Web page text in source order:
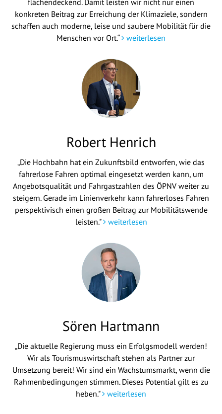
flächendeckend. Damit leisten wir nicht nur einen
konkreten Beitrag zur Erreichung der Klimaziele, sondern
schaffen auch moderne, leise und saubere Mobilität für die
Menschen vor Ort.“
weiterlesen
Robert Henrich
„Die Hochbahn hat ein Zukunftsbild entworfen, wie das
fahrerlose Fahren optimal eingesetzt werden kann, um
Angebotsqualität und Fahrgastzahlen des ÖPNV weiter zu
steigern. Gerade im Linienverkehr kann fahrerloses Fahren
perspektivisch einen großen Beitrag zur Mobilitätswende
leisten." weiterlesen
Sören Hartmann
„Die aktuelle Regierung muss ein Erfolgsmodell werden!
Wir als Tourismuswirtschaft stehen als Partner zur
Umsetzung bereit! Wir sind ein Wachstumsmarkt, wenn die
Rahmenbedingungen stimmen. Dieses Potential gilt es zu
heben."
weiterlesen